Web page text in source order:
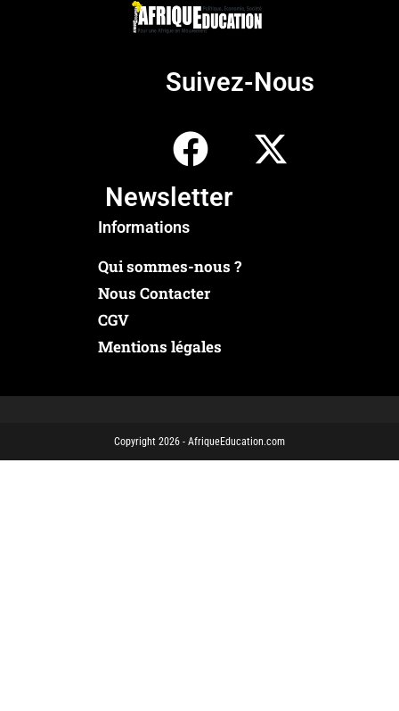
Suivez-Nous
Newsletter
Informations
Qui sommes-nous ?
Nous Contacter
CGV
Mentions légales
Copyright 2026 - AfriqueEducation.com